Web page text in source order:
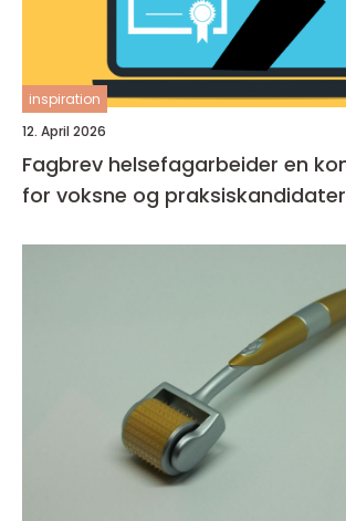
inspiration
12. April 2026
Fagbrev helsefagarbeider en komplett guide
for voksne og praksiskandidater